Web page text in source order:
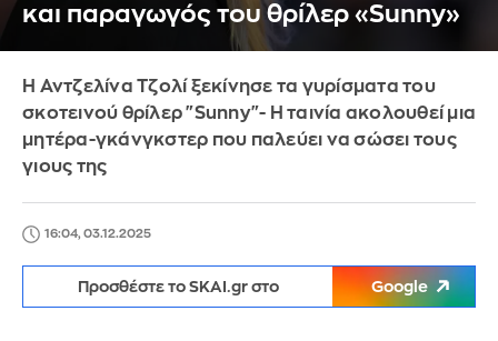
και παραγωγός του θρίλερ «Sunny»
Η Αντζελίνα Τζολί ξεκίνησε τα γυρίσματα του
σκοτεινού θρίλερ "Sunny"- Η ταινία ακολουθεί μια
μητέρα-γκάνγκστερ που παλεύει να σώσει τους
γιους της
16:04, 03.12.2025
Προσθέστε το SKAI.gr στο Google